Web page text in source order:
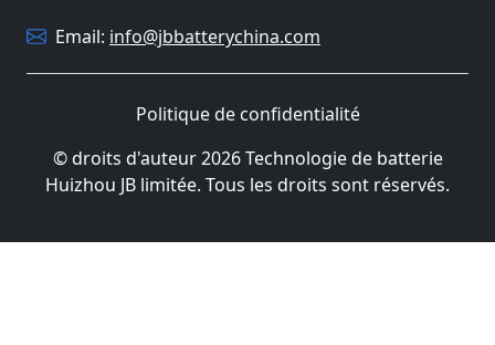
Email: info@jbbatterychina.com
Politique de confidentialité
© droits d'auteur 2026 Technologie de batterie
Huizhou JB limitée. Tous les droits sont réservés.